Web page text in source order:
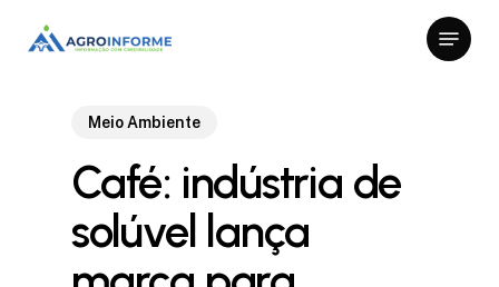
Menu
Meio Ambiente
Café: indústria de
solúvel lança